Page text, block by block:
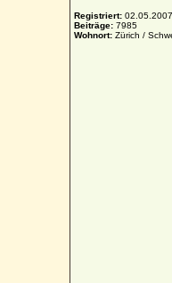
Registriert:
Beiträge: 7985
Wohnort: Zürich /